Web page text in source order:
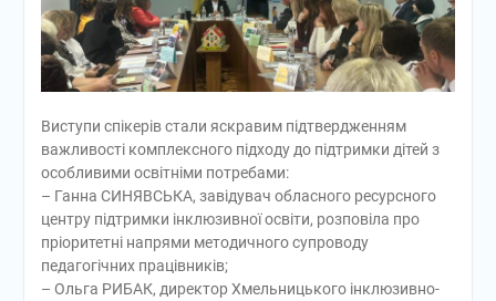
Виступи спікерів стали яскравим підтвердженням
важливості комплексного підходу до підтримки дітей з
особливими освітніми потребами:
– Ганна СИНЯВСЬКА, завідувач обласного ресурсного
центру підтримки інклюзивної освіти, розповіла про
пріоритетні напрями методичного супроводу
педагогічних працівників;
– Ольга РИБАК, директор Хмельницького інклюзивно-